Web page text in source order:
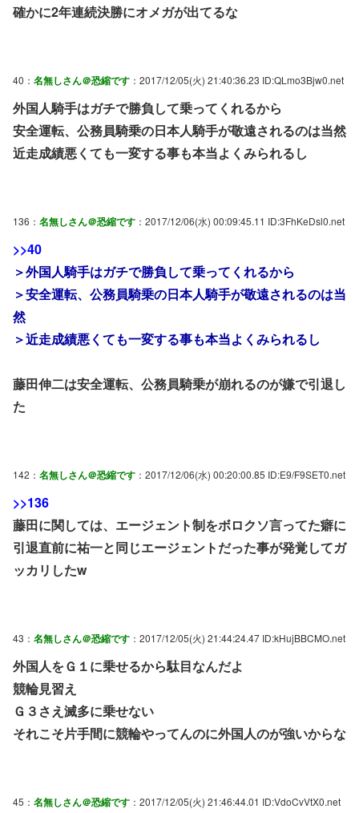
確かに2年連続決勝にオメガが出てるな
40： 名無しさん＠恐縮です ：2017/12/05(火) 21:40:36.23 ID:QLmo3Bjw0.net
外国人騎手はガチで勝負して乗ってくれるから
安全運転、公務員騎乗の日本人騎手が敬遠されるのは当然
近走成績悪くても一変する事も本当よくみられるし
136： 名無しさん＠恐縮です ：2017/12/06(水) 00:09:45.11 ID:3FhKeDsl0.net
>>40
＞外国人騎手はガチで勝負して乗ってくれるから
＞安全運転、公務員騎乗の日本人騎手が敬遠されるのは当
然
＞近走成績悪くても一変する事も本当よくみられるし
藤田伸二は安全運転、公務員騎乗が崩れるのが嫌で引退し
た
142： 名無しさん＠恐縮です ：2017/12/06(水) 00:20:00.85 ID:E9/F9SET0.net
>>136
藤田に関しては、エージェント制をボロクソ言ってた癖に
引退直前に祐一と同じエージェントだった事が発覚してガ
ッカリしたw
43： 名無しさん＠恐縮です ：2017/12/05(火) 21:44:24.47 ID:kHujBBCMO.net
外国人をＧ１に乗せるから駄目なんだよ
競輪見習え
Ｇ３さえ滅多に乗せない
それこそ片手間に競輪やってんのに外国人のが強いからな
45： 名無しさん＠恐縮です ：2017/12/05(火) 21:46:44.01 ID:VdoCvVtX0.net